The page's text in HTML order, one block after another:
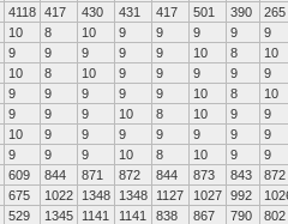
4118 417 430 431 417 501 390
265
10 8 10 9 9 9 9
9
9 9 9 9 9 10 8
10
10 8 10 9 9 9 9
9
9 9 9 9 9 10 8
10
9 9 9 10 8 10 9
9
10 9 9 9 9 9 9
9
9 9 9 10 8 10 9
9
609 844 871 872 844 873 843
872
675 1022 1348 1348 1127 1027 992
529 1345 1141 1141 838 867 790 802